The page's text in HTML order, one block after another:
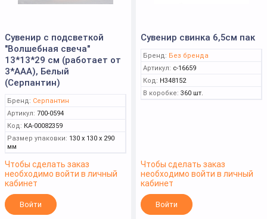
Сувенир с подсветкой
"Волшебная свеча"
13*13*29 см (работает от
3*ААА), Белый
(Серпантин)
Бренд: Серпантин
Артикул: 700-0594
Код: КА-00082359
Размер упаковки: 130 x 130 x 290
мм
Чтобы сделать заказ
необходимо войти в личный
кабинет
Войти
Сувенир свинка 6,5см пак
Бренд: Без бренда
Артикул: с-16659
Код: Н348152
В коробке: 360 шт.
Чтобы сделать заказ
необходимо войти в личный
кабинет
Войти